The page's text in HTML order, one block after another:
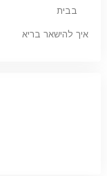
בבית
איך להישאר בריא